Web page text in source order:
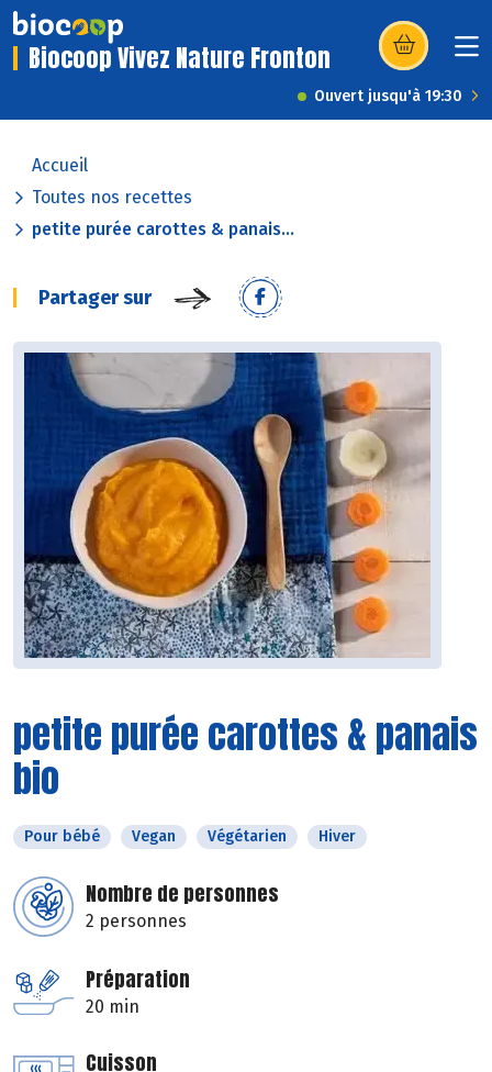
Biocoop Vivez Nature Fronton (s’ouvre dans
Ouvert jusqu'à 19:30
Accueil
Toutes nos recettes
petite purée carottes & panais...
Partager sur
petite purée carottes & panais
bio
Pour bébé Vegan Végétarien Hiver
Nombre de personnes
2 personnes
Préparation
20 min
Cuisson